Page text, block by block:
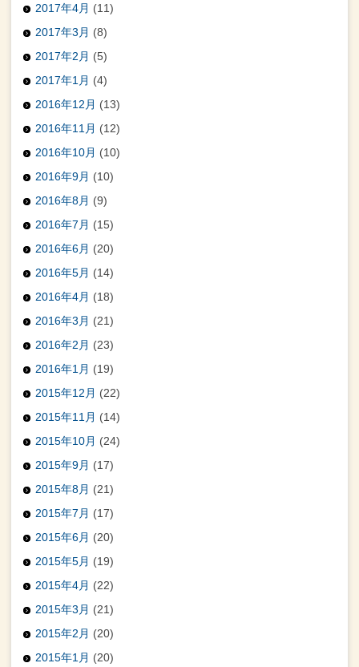
2017年4月 (11)
2017年3月 (8)
2017年2月 (5)
2017年1月 (4)
2016年12月 (13)
2016年11月 (12)
2016年10月 (10)
2016年9月 (10)
2016年8月 (9)
2016年7月 (15)
2016年6月 (20)
2016年5月 (14)
2016年4月 (18)
2016年3月 (21)
2016年2月 (23)
2016年1月 (19)
2015年12月 (22)
2015年11月 (14)
2015年10月 (24)
2015年9月 (17)
2015年8月 (21)
2015年7月 (17)
2015年6月 (20)
2015年5月 (19)
2015年4月 (22)
2015年3月 (21)
2015年2月 (20)
2015年1月 (20)